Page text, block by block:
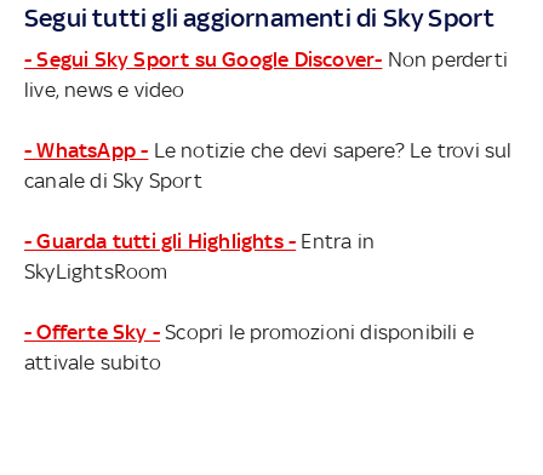
Segui tutti gli aggiornamenti di Sky Sport
- Segui Sky Sport su Google Discover- Non perderti
live, news e video
- WhatsApp - Le notizie che devi sapere? Le trovi sul
canale di Sky Sport
- Guarda tutti gli Highlights - Entra in
SkyLightsRoom
- Offerte Sky - Scopri le promozioni disponibili e
attivale subito